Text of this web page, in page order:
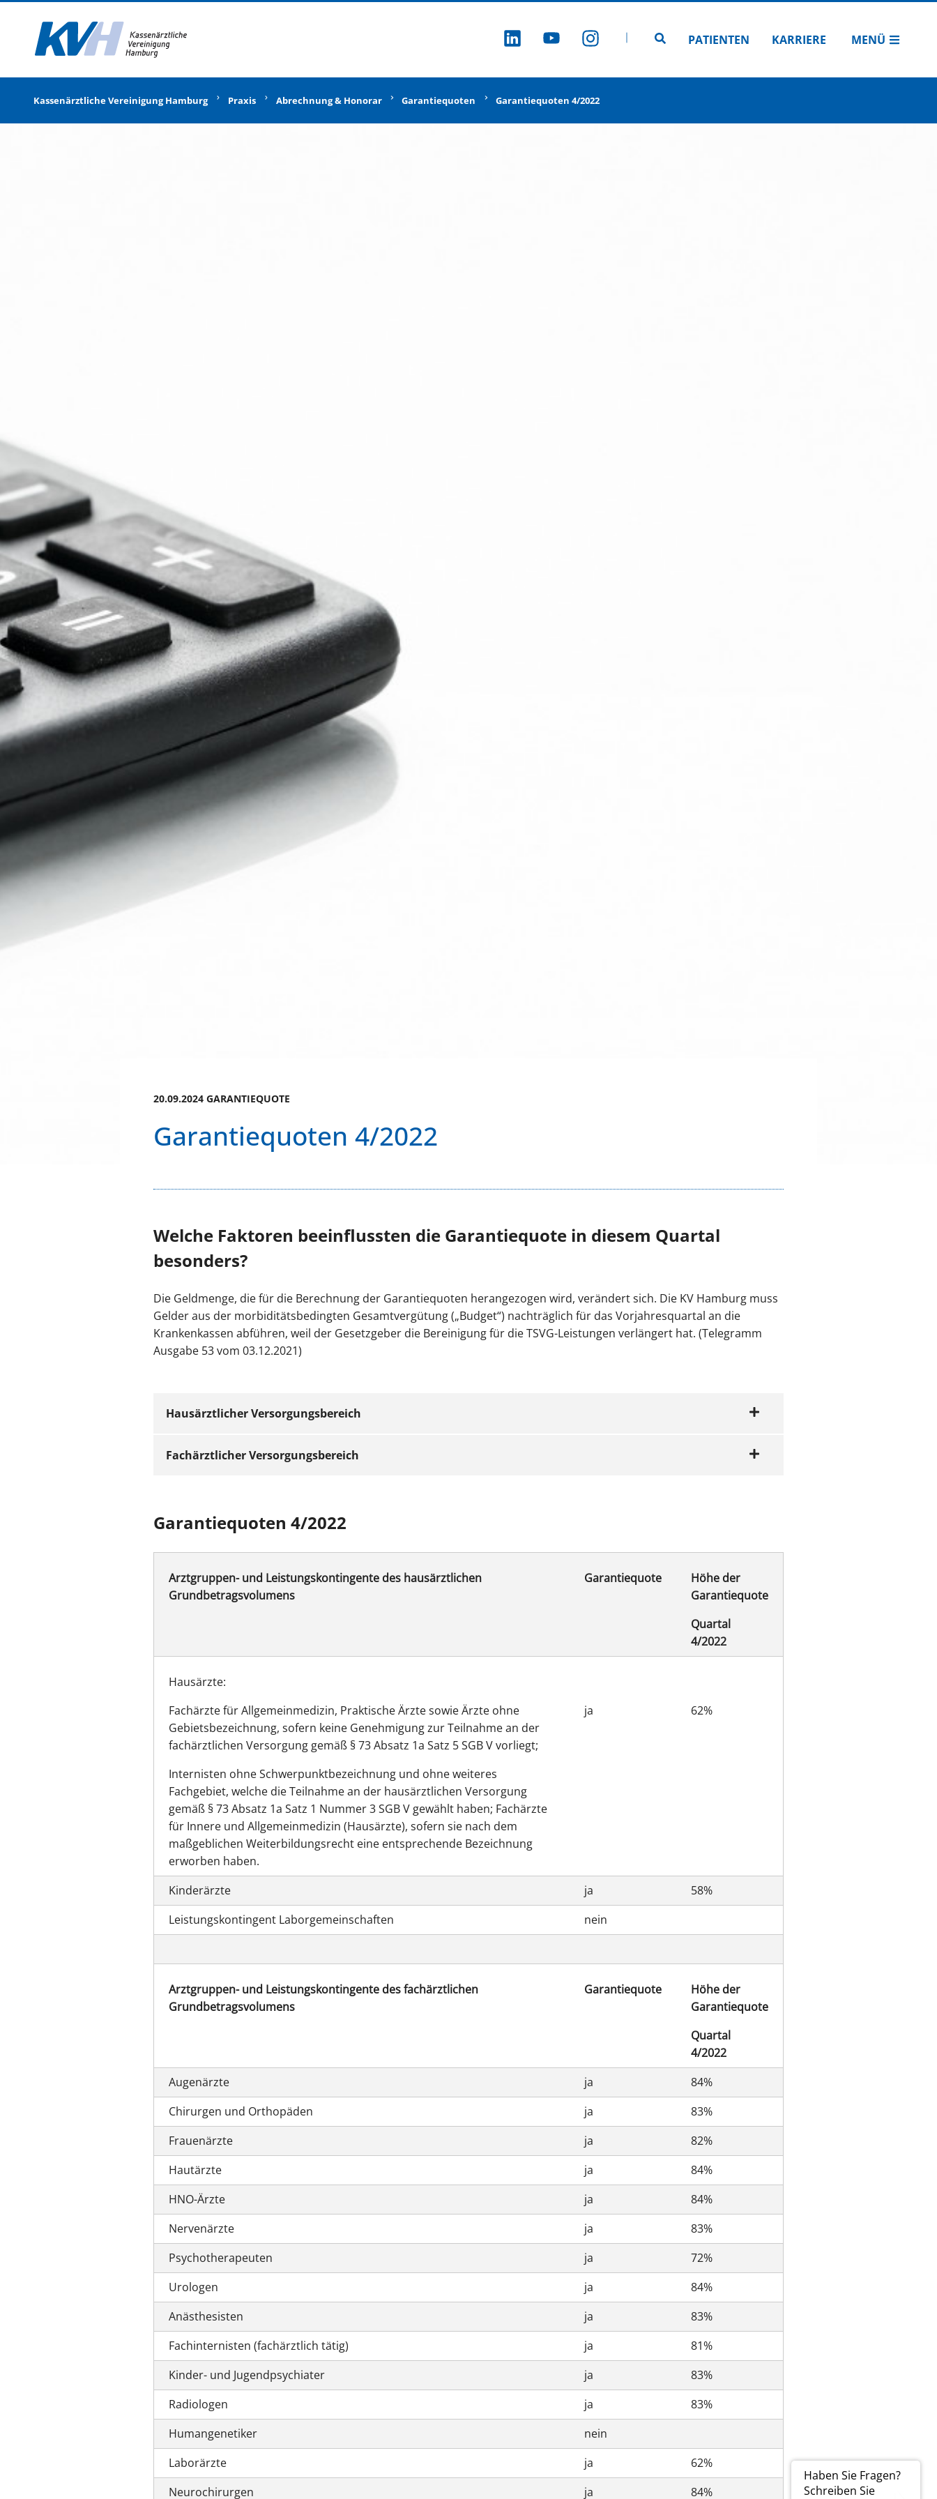
ZU LINKEDIN
ZU YOUTUBE
ZU INSTAGRAM
Zur Seitensuche
PATIENTEN KARRIERE MENÜ
Haben Sie Fragen?
Schreiben Sie
Kassenärztliche Vereinigung Hamburg Praxis Abrechnung & Honorar Garantiequoten Garantiequoten 4/2022
20.09.2024 GARANTIEQUOTE
Garantiequoten 4/2022
Welche Faktoren beeinflussten die Garantiequote in diesem Quartal
besonders?
Die Geldmenge, die für die Berechnung der Garantiequoten herangezogen wird, verändert sich. Die KV Hamburg muss
Gelder aus der morbiditätsbedingten Gesamtvergütung („Budget“) nachträglich für das Vorjahresquartal an die
Krankenkassen abführen, weil der Gesetzgeber die Bereinigung für die TSVG-Leistungen verlängert hat. (Telegramm
Ausgabe 53 vom 03.12.2021)
Hausärztlicher Versorgungsbereich
von Rückstellungen „künstlich“ erhöht*. Die Honoraranforderung stieg jedoch um mehr als das Kontingent
der Garantiequote für das Quartal 4/2022 darstellt, musste hinsichtlich der Anforderungsveränderungen
„pessimistisch kalkuliert“ werden, sodass auch die Sicherheitsabschläge höher angesetzt wurden.
*Der Grund für die Erhöhung ist der Koalitionsvertrag zwischen SPD, BÜNDNIS 90/DIE GRÜNEN und FDP für die Legislaturperiode 2021-2025.
Dieser sieht eine Aufhebung der Budgetierung im hausärztlichen Versorgungsbereich vor, sodass die KVH entschieden hat, Rückstellungen
Fachärztlicher Versorgungsbereich
Hier wurden aufgrund der Anforderungsveränderungen (Steigerung) die Sicherheitsabschläge höher angesetzt.
Garantiequoten 4/2022
Arztgruppen- und Leistungskontingente des hausärztlichen
Grundbetragsvolumens
Garantiequote
Höhe der
Garantiequote
Quartal
4/2022
Hausärzte:
Fachärzte für Allgemeinmedizin, Praktische Ärzte sowie Ärzte ohne
Gebietsbezeichnung, sofern keine Genehmigung zur Teilnahme an der
fachärztlichen Versorgung gemäß § 73 Absatz 1a Satz 5 SGB V vorliegt;
Internisten ohne Schwerpunktbezeichnung und ohne weiteres
Fachgebiet, welche die Teilnahme an der hausärztlichen Versorgung
gemäß § 73 Absatz 1a Satz 1 Nummer 3 SGB V gewählt haben; Fachärzte
für Innere und Allgemeinmedizin (Hausärzte), sofern sie nach dem
maßgeblichen Weiterbildungsrecht eine entsprechende Bezeichnung
erworben haben.
ja 62%
Kinderärzte ja
58%
Leistungskontingent Laborgemeinschaften
nein
Arztgruppen- und Leistungskontingente des fachärztlichen
Grundbetragsvolumens
Garantiequote
Höhe der
Garantiequote
Quartal
4/2022
Augenärzte
ja
84%
Chirurgen und Orthopäden
ja
83%
Frauenärzte
ja
82%
Hautärzte
ja
84%
HNO-Ärzte
ja
84%
Nervenärzte
ja
83%
Psychotherapeuten
ja
72%
Urologen
ja
84%
Anästhesisten
ja
83%
Fachinternisten (fachärztlich tätig)
ja
81%
Kinder- und Jugendpsychiater
ja
83%
Radiologen
ja
83%
Humangenetiker
nein
Laborärzte
ja
62%
Neurochirurgen
ja 84%